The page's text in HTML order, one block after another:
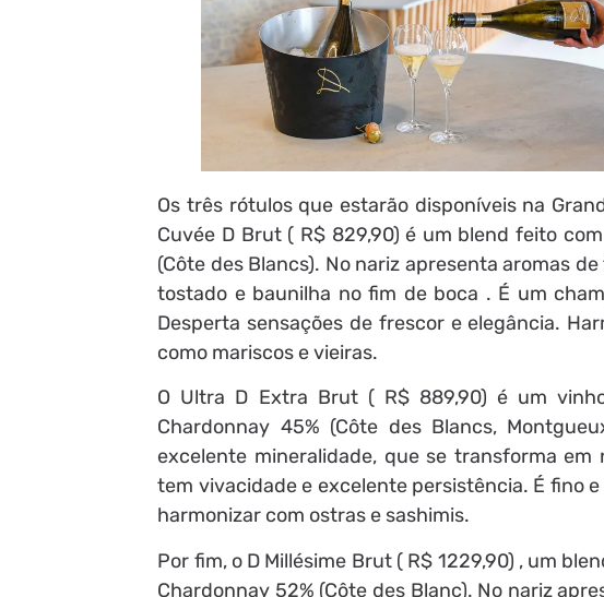
Os três rótulos que estarão disponíveis na
Cuvée D Brut ( R$ 829,90) é um blend feito
(Côte des Blancs). No nariz apresenta aromas
tostado e baunilha no fim de boca . É um
Desperta sensações de frescor e elegância.
como mariscos e vieiras.
O Ultra D Extra Brut ( R$ 889,90) é um
Chardonnay 45% (Côte des Blancs,
excelente mineralidade, que se transforma
tem vivacidade e excelente persistência. É fino
harmonizar com ostras e sashimis.
Por fim, o D Millésime Brut ( R$ 1229,90) , um
Chardonnay 52% (Côte des Blanc). No nariz